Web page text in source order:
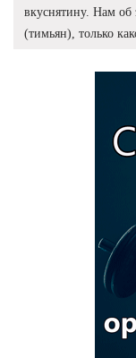
вкуснятину. Нам об
(тимьян), только